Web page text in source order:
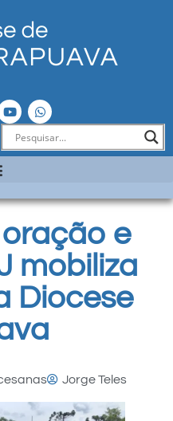
e
mobiliza
Diocese
Jorge Teles